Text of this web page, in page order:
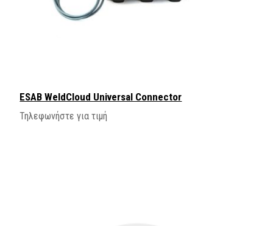
ESAB WeldCloud Universal Connector
Τηλεφωνήστε για τιμή